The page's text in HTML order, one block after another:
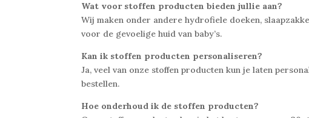
Wat voor stoffen producten bieden jullie aan?
Wij maken onder andere hydrofiele doeken,
voor de gevoelige huid van baby’s.
Kan ik stoffen producten personaliseren?
Ja, veel van onze stoffen producten kun je laten
bestellen.
Hoe onderhoud ik de stoffen producten?